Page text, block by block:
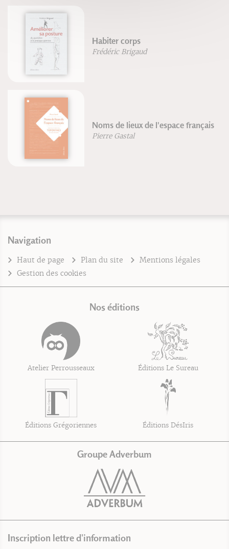
Habiter corps
Frédéric Brigaud
Noms de lieux de l'espace français
Pierre Gastal
Navigation
Haut de page Plan du site
Mentions légales
Gestion des cookies
Nos éditions
Atelier Perrousseaux Éditions Le Sureau
Éditions Grégoriennes Éditions DésIris
Groupe Adverbum
Inscription lettre d'information